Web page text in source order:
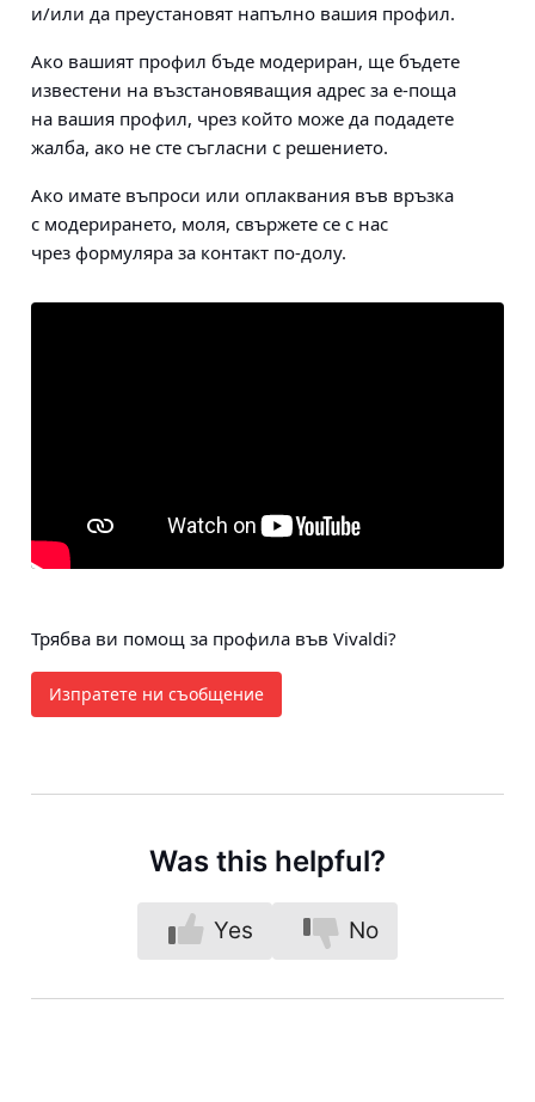
и/или да преустановят напълно вашия профил.
Ако вашият профил бъде модериран, ще бъдете
известени на възстановяващия адрес за е-поща
на вашия профил, чрез който може да подадете
жалба, ако не сте съгласни с решението.
Ако имате въпроси или оплаквания във връзка
с модерирането, моля, свържете се с нас
чрез формуляра за контакт по-долу.
Трябва ви помощ за профила във Vivaldi?
Изпратете ни съобщение
Was this helpful?
Yes No